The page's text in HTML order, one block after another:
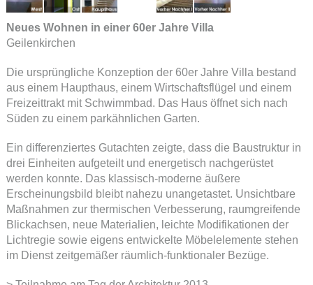
Neues Wohnen in einer 60er Jahre Villa
Geilenkirchen
Die ursprüngliche Konzeption der 60er Jahre Villa bestand
aus einem Haupthaus, einem Wirtschaftsflügel und einem
Freizeittrakt mit Schwimmbad. Das Haus öffnet sich nach
Süden zu einem parkähnlichen Garten.
Ein differenziertes Gutachten zeigte, dass die Baustruktur in
drei Einheiten aufgeteilt und energetisch nachgerüstet
werden konnte. Das klassisch-moderne äußere
Erscheinungsbild bleibt nahezu unangetastet. Unsichtbare
Maßnahmen zur thermischen Verbesserung, raumgreifende
Blickachsen, neue Materialien, leichte Modifikationen der
Lichtregie sowie eigens entwickelte Möbelelemente stehen
im Dienst zeitgemäßer räumlich-funktionaler Bezüge.